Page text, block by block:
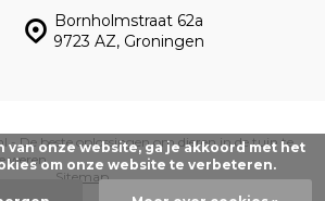
Bornholmstraat 62a
9723 AZ, Groningen
- De beste oplossingen om dieren in de tuin te
weren.
Sitemap
van onze website, ga je akkoord met het
om onze website te verbeteren.